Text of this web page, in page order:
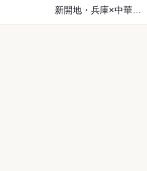
新開地・兵庫×中華料理